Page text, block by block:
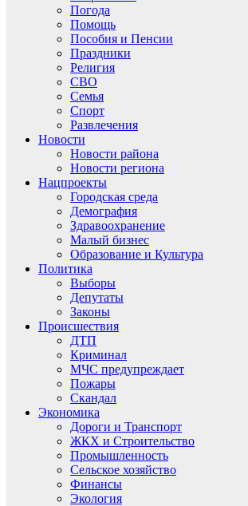
Погода
Помощь
Пособия и Пенсии
Праздники
Религия
СВО
Семья
Спорт
Развлечения
Новости
Новости района
Новости региона
Нацпроекты
Городская среда
Демография
Здравоохранение
Малый бизнес
Образование и Культура
Политика
Выборы
Депутаты
Законы
Происшествия
ДТП
Криминал
МЧС предупреждает
Пожары
Скандал
Экономика
Дороги и Транспорт
ЖКХ и Строительство
Промышленность
Сельское хозяйство
Финансы
Экология